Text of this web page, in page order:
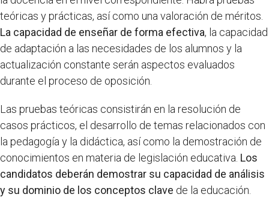
teóricas y prácticas, así como una valoración de méritos.
La capacidad de enseñar de forma efectiva, la capacidad
de adaptación a las necesidades de los alumnos y la
actualización constante serán aspectos evaluados
durante el proceso de oposición.
Las pruebas teóricas consistirán en la resolución de
casos prácticos, el desarrollo de temas relacionados con
la pedagogía y la didáctica, así como la demostración de
conocimientos en materia de legislación educativa. Los
candidatos deberán demostrar su capacidad de análisis
y su dominio de los conceptos clave de la educación.